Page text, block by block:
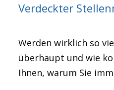
Verdeckter
Werden wirklich so
überhaupt und wie
Ihnen, warum Sie